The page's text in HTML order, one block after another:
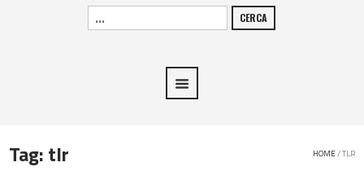
CERCA
Tag:tlr HOME/TLR